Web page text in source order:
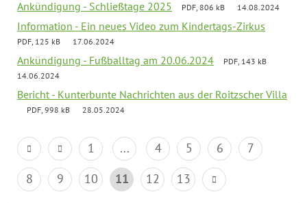
Ankündigung - Schließtage 2025 PDF, 806 kB 14.08.2024
Information - Ein neues Video zum Kindertags-Zirkus
PDF, 125 kB 17.06.2024
Ankündigung - Fußballtag am 20.06.2024
PDF, 143 kB
14.06.2024
Bericht - Kunterbunte Nachrichten aus der Roitzscher Villa
PDF, 998 kB 28.05.2024
1 ... 4 5 6
7
8
9 10 11 12 13